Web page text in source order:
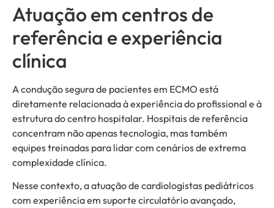
Atuação em centros de
referência e experiência
clínica
A condução segura de pacientes em ECMO está
diretamente relacionada à experiência do profissional e à
estrutura do centro hospitalar. Hospitais de referência
concentram não apenas tecnologia, mas também
equipes treinadas para lidar com cenários de extrema
complexidade clínica.
Nesse contexto, a atuação de cardiologistas pediátricos
com experiência em suporte circulatório avançado,